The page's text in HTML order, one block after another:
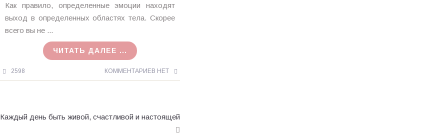
Ирина
MagicTantra
27.03.2018
Как правило, определенные эмоции находят
выход в определенных областях тела. Скорее
всего вы не ...
ЧИТАТЬ ДАЛЕЕ ...
2598 КОММЕНТАРИЕВ НЕТ
Каждый день быть живой, счастливой и настоящей